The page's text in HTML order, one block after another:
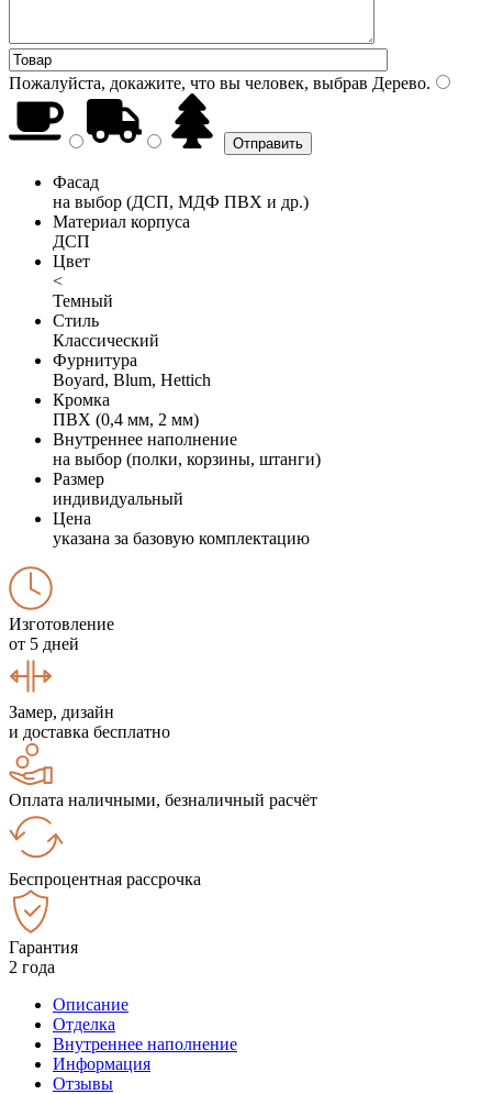
Пожалуйста, докажите, что вы человек, выбрав Дерево.
Фасад
на выбор (ДСП, МДФ ПВХ и др.)
Материал корпуса
ДСП
Цвет
<
Темный
Стиль
Классический
Фурнитура
Boyard, Blum, Hettich
Кромка
ПВХ (0,4 мм, 2 мм)
Внутреннее наполнение
на выбор (полки, корзины, штанги)
Размер
индивидуальный
Цена
указана за базовую комплектацию
Изготовление
от 5 дней
Замер, дизайн
и доставка бесплатно
Оплата наличными, безналичный расчёт
Беспроцентная рассрочка
Гарантия
2 года
Описание
Отделка
Внутреннее наполнение
Информация
Отзывы